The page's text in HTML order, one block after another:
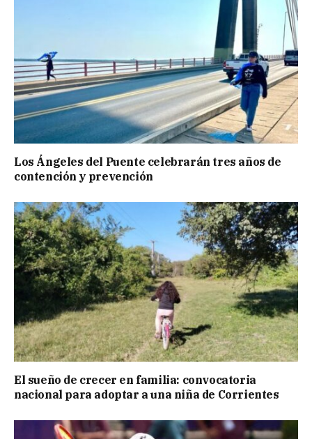
Los Ángeles del Puente celebrarán tres años de
contención y prevención
El sueño de crecer en familia: convocatoria
nacional para adoptar a una niña de Corrientes